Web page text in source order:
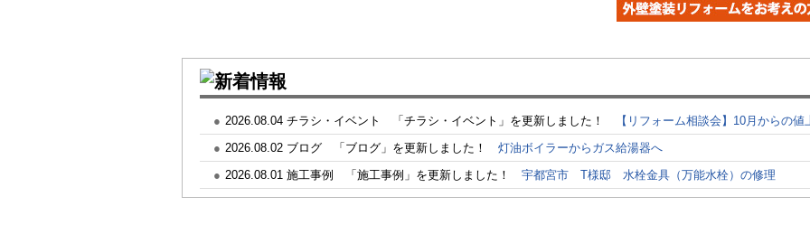
● 2026.08.04 チラシ・イベント 「チラシ・イベント」を更新しました！
【リフォーム相談会】10月からの
● 2026.08.02 ブログ 「ブログ」を更新しました！ 灯油ボイラーからガス給湯器へ
● 2026.08.01 施工事例 「施工事例」を更新しました！ 宇都宮市 T様邸 水栓金具（万能水栓）の修理